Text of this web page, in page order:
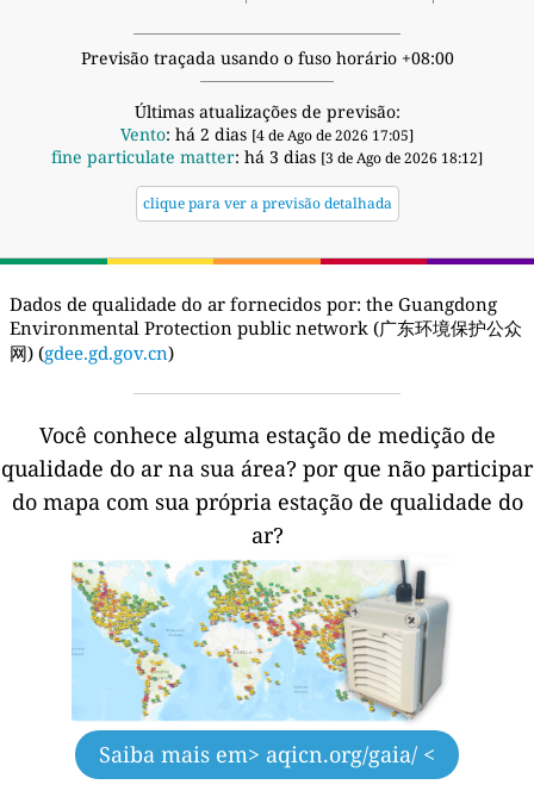
Previsão traçada usando o fuso horário +08:00
Últimas atualizações de previsão:
Vento: há 2 dias [4 de Ago de 2026 17:05]
fine particulate matter: há 3 dias [3 de Ago de 2026 18:12]
clique para ver a previsão detalhada
Dados de qualidade do ar fornecidos por: the Guangdong
Environmental Protection public network (广东环境保护公众
网) (gdee.gd.gov.cn)
Você conhece alguma estação de medição de
qualidade do ar na sua área? por que não participar
do mapa com sua própria estação de qualidade do
ar?
Saiba mais em> aqicn.org/gaia/ <